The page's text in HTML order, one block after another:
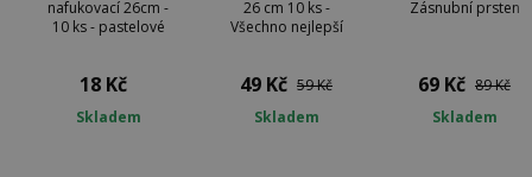
nafukovací 26cm -
10 ks - pastelové
18 Kč
Skladem
26 cm 10 ks -
Všechno nejlepší
49 Kč 59 Kč
Skladem
Zásnubní prsten
69 Kč 89 Kč
Skladem